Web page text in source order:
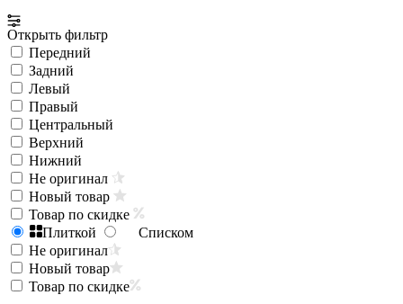
Открыть фильтр
Передний
Задний
Левый
Правый
Центральный
Верхний
Нижний
Не оригинал
Новый товар
Товар по скидке
Плиткой
Списком
Не оригинал
Новый товар
Товар по скидке